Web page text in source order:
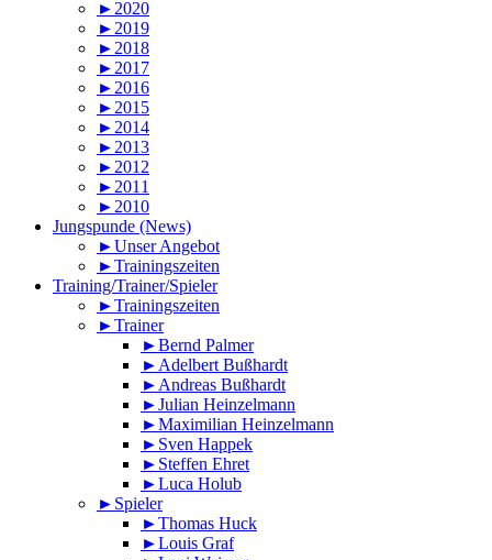
►2020
►2019
►2018
►2017
►2016
►2015
►2014
►2013
►2012
►2011
►2010
Jungspunde (News)
►Unser Angebot
►Trainingszeiten
Training/Trainer/Spieler
►Trainingszeiten
►Trainer
►Bernd Palmer
►Adelbert Bußhardt
►Andreas Bußhardt
►Julian Heinzelmann
►Maximilian Heinzelmann
►Sven Happek
►Steffen Ehret
►Luca Holub
►Spieler
►Thomas Huck
►Louis Graf